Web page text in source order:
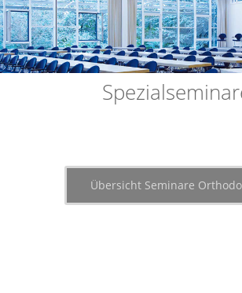
Übersicht Seminare